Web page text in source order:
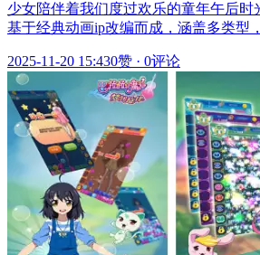
少女陪伴着我们度过欢乐的童年午后时
基于经典动画ip改编而成，涵盖多类型
2025-11-20 15:430赞 · 0评论